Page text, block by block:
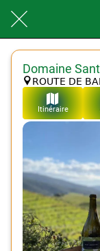
Domaine
ROUTE DE
Itinéraire